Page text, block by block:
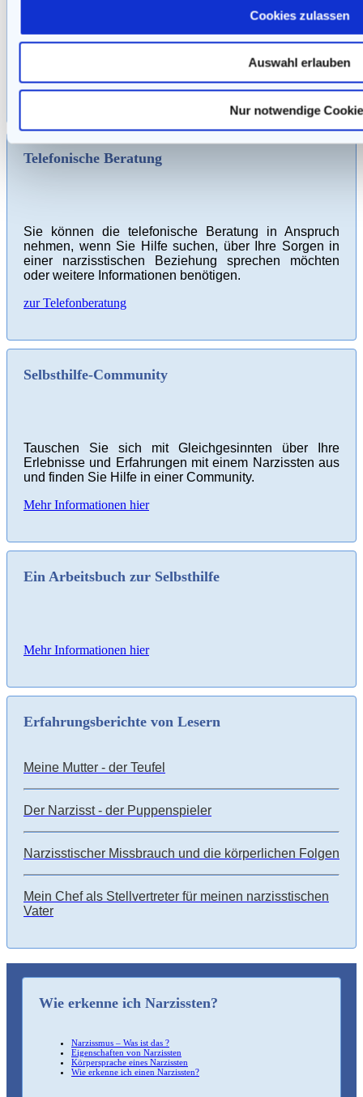
Cookies zulassen
Auswahl erlauben
Nur notwendige
Kennen Sie eine Person in Ihrem Umfeld, bei der Sie
eine narzisstische Veranlagung vermuten?
zum TEST
Telefonische Beratung
Sie können die telefonische Beratung in Anspruch
nehmen, wenn Sie Hilfe suchen, über Ihre Sorgen in
einer narzisstischen Beziehung sprechen möchten
oder weitere Informationen benötigen.
zur Telefonberatung
Selbsthilfe-Community
Tauschen Sie sich mit Gleichgesinnten über Ihre
Erlebnisse und Erfahrungen mit einem Narzissten aus
und finden Sie Hilfe in einer Community.
Mehr Informationen hier
Ein Arbeitsbuch zur Selbsthilfe
Mehr Informationen hier
Erfahrungsberichte von Lesern
Meine Mutter - der Teufel
Der Narzisst - der Puppenspieler
Narzisstischer Missbrauch und die körperlichen Folgen
Mein Chef als Stellvertreter für meinen narzisstischen
Vater
Wie erkenne ich Narzissten?
Narzissmus – Was ist das ?
Eigenschaften von Narzissten
Körpersprache eines Narzissten
Wie erkenne ich einen Narzissten?